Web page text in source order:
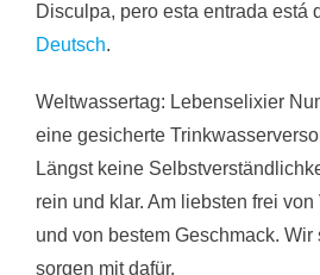
Disculpa, pero esta entrada está
Deutsch.
Weltwassertag: Lebenselixier
eine gesicherte
Längst keine
rein und klar. Am liebsten frei
und von bestem Geschmack. Wir
sorgen mit dafür.